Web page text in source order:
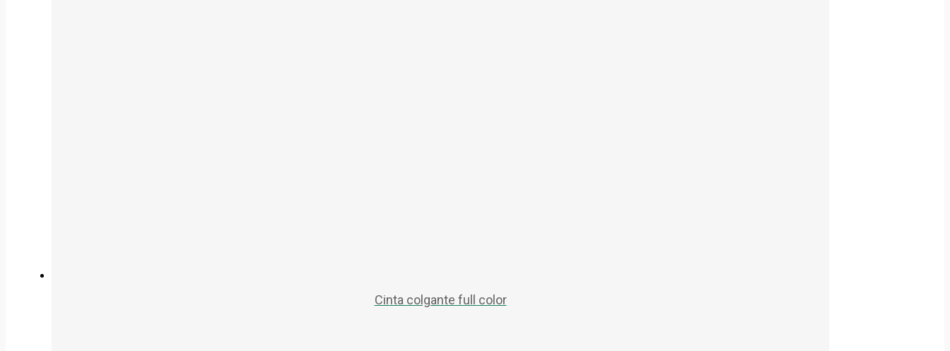
Cinta colgante full color